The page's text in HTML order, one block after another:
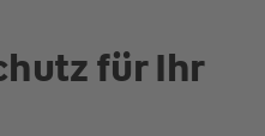
für Ihr